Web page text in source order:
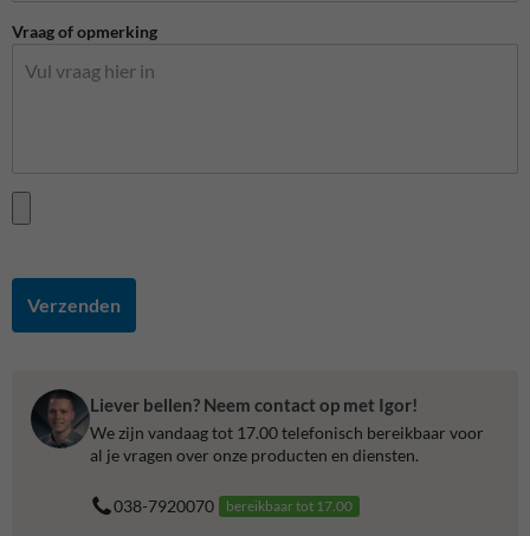
Vraag of opmerking
Verzenden
Liever bellen? Neem contact op met Igor!
We zijn vandaag tot 17.00 telefonisch bereikbaar voor
al je vragen over onze producten en diensten.
038-7920070 bereikbaar tot 17.00